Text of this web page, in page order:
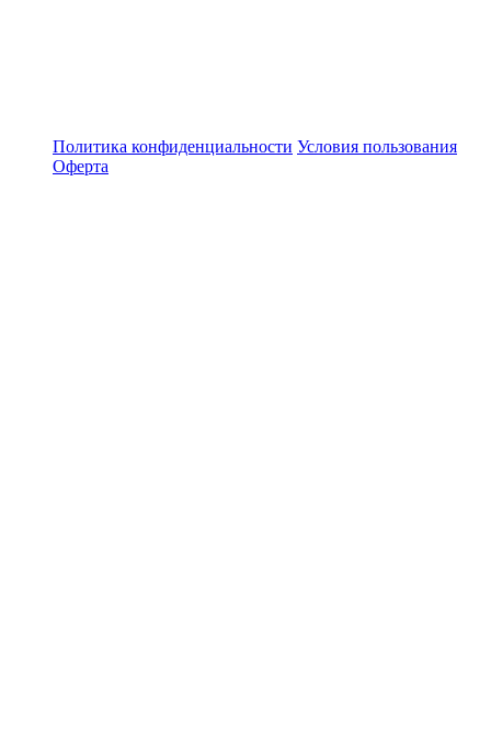
Политика конфиденциальности Условия пользования
Оферта